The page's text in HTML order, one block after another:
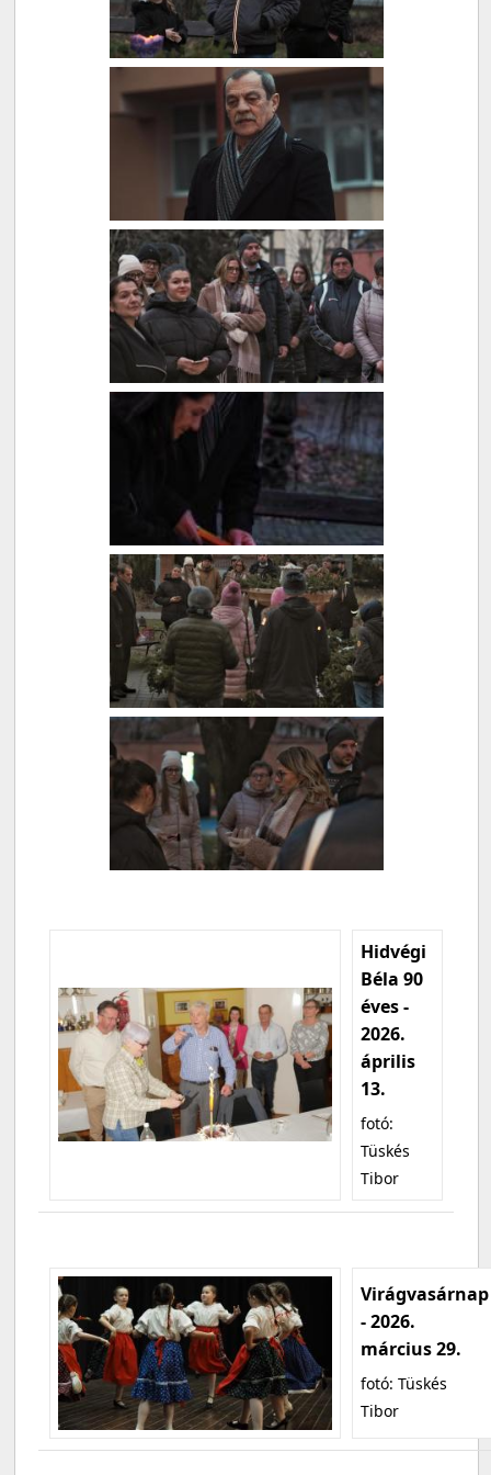
Hidvégi
Béla 90
éves -
2026.
április
13.
fotó:
Tüskés
Tibor
Virágvasárnap
- 2026.
március 29.
fotó: Tüskés
Tibor